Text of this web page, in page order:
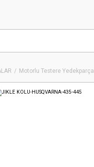
Motorlu Testere Yedekparça